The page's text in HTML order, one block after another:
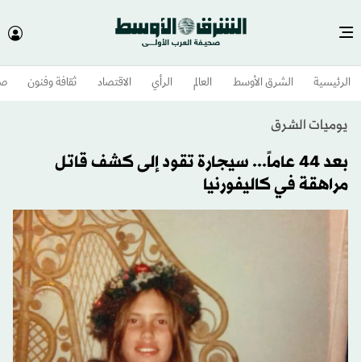
الرئيسية الشرق الأوسط​ العالم الرأي الاقتصاد ثقافة وفنون
يوميات الشرق
بعد 44 عاماً... سيجارة تقود إلى كشف قاتل
مراهقة في كاليفورنيا